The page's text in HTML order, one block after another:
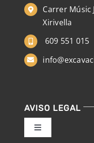
Carrer Músic
Xirivella
609 551 015
AVISO LEGAL
Toggle